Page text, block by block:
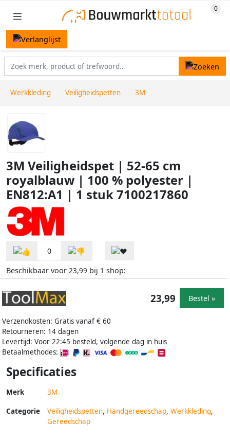
Werkkleding Veiligheidspetten 3M
3M Veiligheidspet | 52-65 cm
royalblauw | 100 % polyester |
EN812:A1 | 1 stuk 7100217860
0
Beschikbaar voor 23,99 bij 1 shop:
Verzendkosten: Gratis vanaf € 60
Retourneren: 14 dagen
Levertijd: Voor 22:45 besteld, volgende dag in huis
Betaalmethodes:
23,99 Bestel »
Specificaties
Merk 3M
Categorie Veiligheidspetten, Handgereedschap, Werkkleding,
Gereedschap